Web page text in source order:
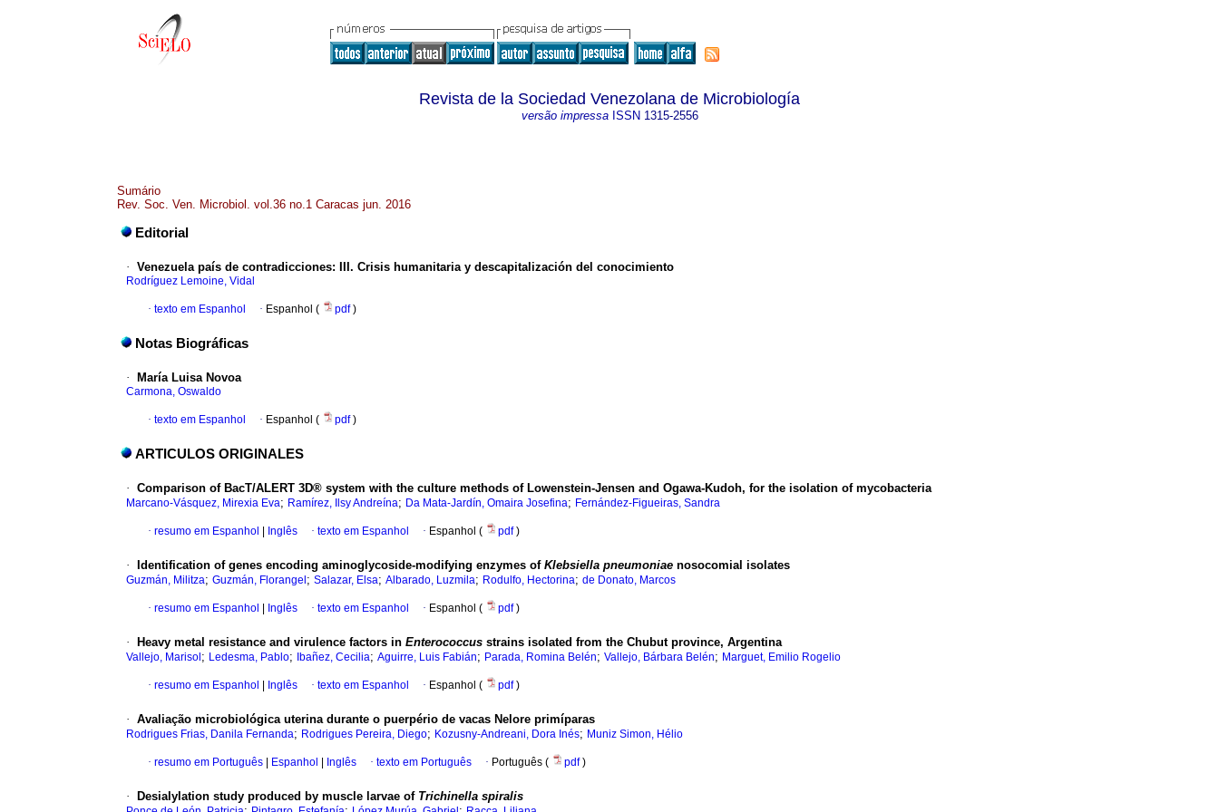
Revista de la Sociedad Venezolana de Microbiología
versão impressaISSN 1315-2556
Sumário
Rev. Soc. Ven. Microbiol. vol.36 no.1 Caracas jun. 2016
Editorial
· Venezuela país de contradicciones: III. Crisis humanitaria y descapitalización del conocimiento
Rodríguez Lemoine, Vidal
· texto em Espanhol · Espanhol ( pdf)
Notas Biográficas
· María Luisa Novoa
Carmona, Oswaldo
· texto em Espanhol · Espanhol ( pdf)
ARTICULOS ORIGINALES
· Comparison of BacT/ALERT 3D® system with the culture methods of Lowenstein-Jensen and Ogawa-Kudoh, for the isolation of mycobacteria
Marcano-Vásquez, Mirexia Eva; Ramírez, Ilsy Andreína; Da Mata-Jardín, Omaira Josefina; Fernández-Figueiras, Sandra
· resumo em Espanhol Inglês · texto em Espanhol · Espanhol ( pdf)
· Identification of genes encoding aminoglycoside-modifying enzymes of Klebsiella pneumoniae nosocomial isolates
Guzmán, Militza; Guzmán, Florangel ; Salazar, Elsa; Albarado, Luzmila; Rodulfo, Hectorina; de Donato, Marcos
· resumo em Espanhol Inglês · texto em Espanhol · Espanhol ( pdf)
· Heavy metal resistance and virulence factors in Enterococcus strains isolated from the Chubut province, Argentina
Vallejo, Marisol ; Ledesma, Pablo; Ibañez, Cecilia; Aguirre, Luis Fabián; Parada, Romina Belén; Vallejo, Bárbara Belén; Marguet, Emilio Rogelio
· resumo em Espanhol Inglês · texto em Espanhol · Espanhol ( pdf)
· Avaliação microbiológica uterina durante o puerpério de vacas Nelore primíparas
Rodrigues Frias, Danila Fernanda; Rodrigues Pereira, Diego; Kozusny-Andreani, Dora Inés; Muniz Simon, Hélio
· resumo em Português Espanhol Inglês · texto em Português · Português ( pdf)
· Desialylation study produced by muscle larvae of Trichinella spiralis